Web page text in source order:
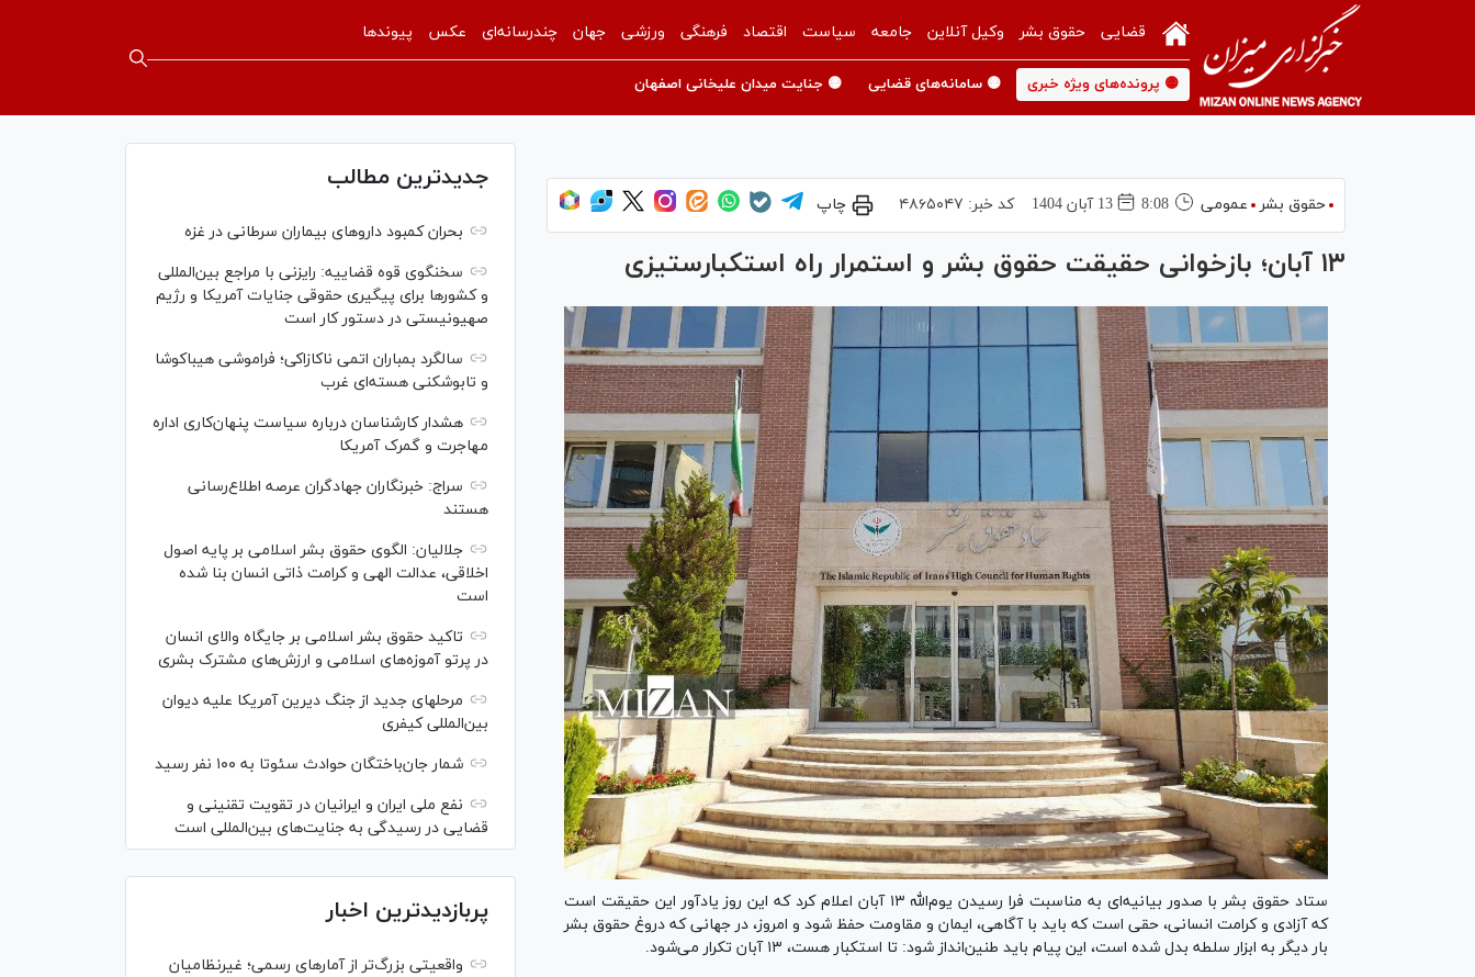
قضایی حقوق بشر وکیل آنلاین جامعه سیاست اقتصاد فرهنگی ورزشی جهان چندرسانه‌ای عکس پیوندها
🟡 پرونده‌های ویژه خبری 🟡 سامانه‌های قضایی 🟡 جنایت میدان علیخانی اصفهان
حقوق بشر عمومی 8:08 13 آبان 1404 کد خبر: ۴۸۶۵۰۴۷ چاپ
۱۳ آبان؛ بازخوانی حقیقت حقوق بشر و استمرار راه استکبارستیزی
ستاد حقوق بشر با صدور بیانیه‌ای به مناسبت فرا رسیدن یوم‌الله ۱۳ آبان اعلام کرد که این روز یادآور این حقیقت است
که آزادی و کرامت انسانی، حقی است که باید با آگاهی، ایمان و مقاومت حفظ شود و امروز، در جهانی که دروغ حقوق بشر
بار دیگر به ابزار سلطه بدل شده است، این پیام باید طنین‌انداز شود: تا استکبار هست، ۱۳ آبان تکرار می‌شود.
جدیدترین مطالب
بحران کمبود دارو‌های بیماران سرطانی در غزه
سخنگوی قوه قضاییه: رایزنی‌ با مراجع بین‌المللی
و کشور‌ها برای پیگیری حقوقی جنایات آمریکا و رژیم
صهیونیستی در دستور کار است
سالگرد بمباران اتمی ناکازاکی؛ فراموشی هیباکوشا
و تابوشکنی هسته‌ای غرب
هشدار کارشناسان درباره سیاست پنهان‌کاری اداره
مهاجرت و گمرک آمریکا
سراج: خبرنگاران جهادگران عرصه اطلاع‌رسانی
هستند
جلالیان: الگوی حقوق بشر اسلامی بر پایه اصول
اخلاقی، عدالت الهی و کرامت ذاتی انسان بنا شده
است
تاکید حقوق بشر اسلامی بر جایگاه والای انسان
در پرتو آموزه‌های اسلامی و ارزش‌های مشترک بشری
مرحله‎ای جدید از جنگ دیرین آمریکا علیه دیوان
بین‌المللی کیفری
شمار جان‌باختگان حوادث سئوتا به ۱۰۰ نفر رسید
نفع ملی ایران و ایرانیان در تقویت تقنینی و
قضایی در رسیدگی به جنایت‌های بین‌المللی است
پربازدیدترین اخبار
واقعیتی بزرگ‌تر از آمار‌های رسمی؛ غیرنظامیان